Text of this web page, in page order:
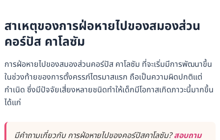
สาเหตุของการฝ่อหายไปของสมองส่วน
คอร์ปัส คาโลซัม
การฝ่อหายไปของสมองส่วนคอร์ปัส คาโลซัม ที่จะเริ่มมีการพัฒนาขึ้น
ในช่วงท้ายของการตั้งครรภ์ไตรมาสแรก ถือเป็นความผิดปกติแต่
กำเนิด ซึ่งมีปัจจัยเสี่ยงหลายชนิดทำให้เด็กมีโอกาสเกิดภาวะนี้มากขึ้น
ได้แก่
มีคำถามเกี่ยวกับ การฝ่อหายไปของคอร์ปัสคาโลซัม?สอบถาม